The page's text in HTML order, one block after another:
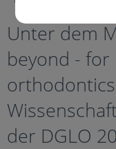
Unter dem
beyond -
der DGLO